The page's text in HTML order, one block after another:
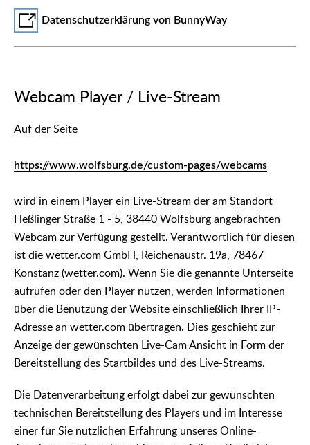
Datenschutzerklärung von BunnyWay
Webcam Player / Live-Stream
Auf der Seite
https://www.wolfsburg.de/custom-pages/webcams
wird in einem Player ein Live-Stream der am Standort
Heßlinger Straße 1 - 5, 38440 Wolfsburg angebrachten
Webcam zur Verfügung gestellt. Verantwortlich für diesen
ist die wetter.com GmbH, Reichenaustr. 19a, 78467
Konstanz (wetter.com). Wenn Sie die genannte Unterseite
aufrufen oder den Player nutzen, werden Informationen
über die Benutzung der Website einschließlich Ihrer IP-
Adresse an wetter.com übertragen. Dies geschieht zur
Anzeige der gewünschten Live-Cam Ansicht in Form der
Bereitstellung des Startbildes und des Live-Streams.
Die Datenverarbeitung erfolgt dabei zur gewünschten
technischen Bereitstellung des Players und im Interesse
einer für Sie nützlichen Erfahrung unseres Online-